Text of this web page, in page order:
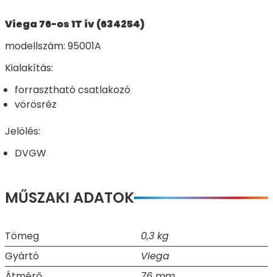
Viega 76-os 1T ív (634254)
modellszám: 95001A
Kialakítás:
forrasztható csatlakozó
vörösréz
Jelölés:
DVGW
MŰSZAKI ADATOK
Tömeg
0,3 kg
Gyártó
Viega